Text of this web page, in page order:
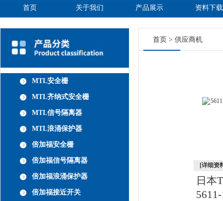
首页 关于我们 产品展示 资料下载
MTL安全栅
MTL齐纳式安全栅
MTL信号隔离器
MTL浪涌保护器
倍加福安全栅
倍加福信号隔离器
倍加福浪涌保护器
倍加福接近开关
首页 > 供应商机
[详细资
日本